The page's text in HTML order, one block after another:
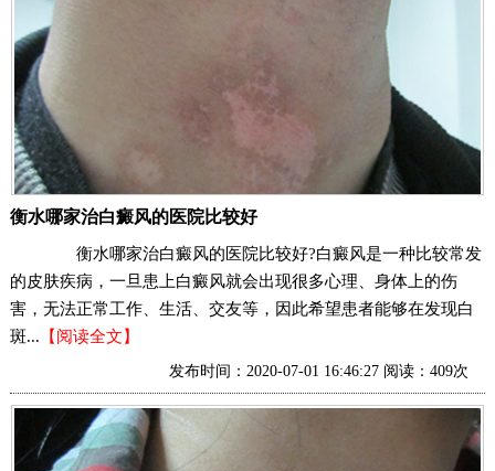
衡水哪家治白癜风的医院比较好
衡水哪家治白癜风的医院比较好?白癜风是一种比较常发
的皮肤疾病，一旦患上白癜风就会出现很多心理、身体上的伤
害，无法正常工作、生活、交友等，因此希望患者能够在发现白
斑... 【阅读全文】
发布时间：2020-07-01 16:46:27 阅读：409次